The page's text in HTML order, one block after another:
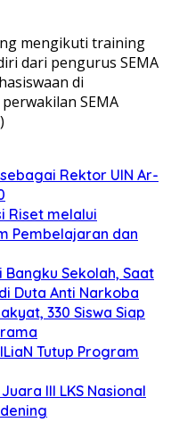
mengikuti training
dari pengurus SEMA
di
SEMA
Rektor UIN Ar-
Riset melalui
Pembelajaran dan
Sekolah, Saat
Duta Anti Narkoba
330 Siswa Siap
Tutup Program
III LKS Nasional